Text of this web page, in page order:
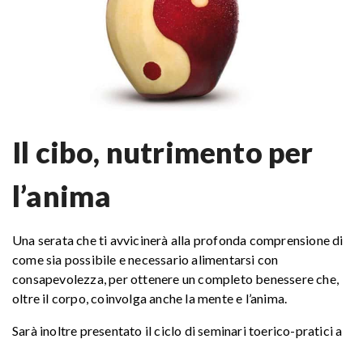
Il cibo, nutrimento per
l’anima
Una serata che ti avvicinerà alla profonda comprensione di
come sia possibile e necessario alimentarsi con
consapevolezza, per ottenere un completo benessere che,
oltre il corpo, coinvolga anche la mente e l’anima.
Sarà inoltre presentato il ciclo di seminari toerico-pratici a